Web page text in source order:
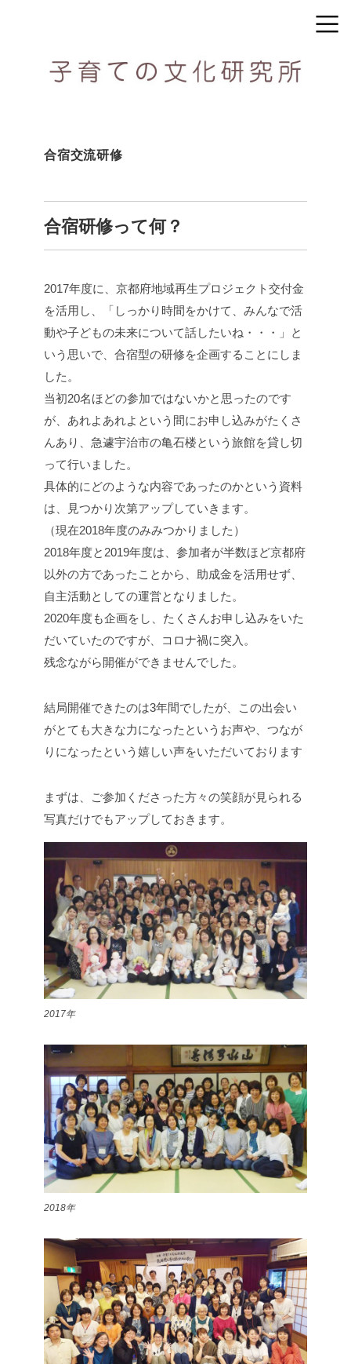
合宿交流研修
合宿研修って何？
2017年度に、京都府地域再生プロジェクト交付金
を活用し、「しっかり時間をかけて、みんなで活
動や子どもの未来について話したいね・・・」と
いう思いで、合宿型の研修を企画することにしま
した。
当初20名ほどの参加ではないかと思ったのです
が、あれよあれよという間にお申し込みがたくさ
んあり、急遽宇治市の亀石楼という旅館を貸し切
って行いました。
具体的にどのような内容であったのかという資料
は、見つかり次第アップしていきます。
（現在2018年度のみみつかりました）
2018年度と2019年度は、参加者が半数ほど京都府
以外の方であったことから、助成金を活用せず、
自主活動としての運営となりました。
2020年度も企画をし、たくさんお申し込みをいた
だいていたのですが、コロナ禍に突入。
残念ながら開催ができませんでした。
結局開催できたのは3年間でしたが、この出会い
がとても大きな力になったというお声や、つなが
りになったという嬉しい声をいただいております
まずは、ご参加くださった方々の笑顔が見られる
写真だけでもアップしておきます。
2017年
2018年